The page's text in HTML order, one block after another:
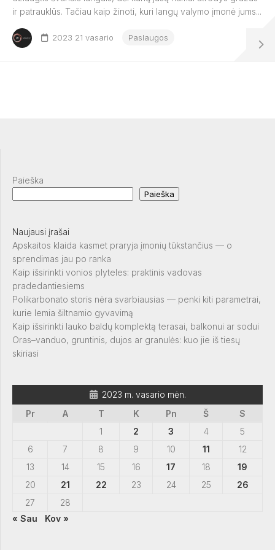
ir patrauklūs. Tačiau kaip žinoti, kuri langų valymo įmonė jums...
2023 21 vasario Paslaugos
Paieška
Paieška
Naujausi įrašai
Apskaitos klaida kasmet praryja įmonių tūkstančius — o
sprendimas jau po ranka
Kaip išsirinkti vonios plyteles: praktinis vadovas
pradedantiesiems
Polikarbonato storis nėra svarbiausias — penki kiti parametrai,
kurie lemia šiltnamio gyvavimą
Kaip išsirinkti lauko baldų komplektą terasai, balkonui ar sodui
Oras–vanduo, gruntinis, dujos ar granulės: kuo jie iš tiesų
skiriasi
2023 m. vasario mėn.
Pr
A T K Pn Š
S
1
2 3 4
5
6
7 8 9 10 11
12
13
14 15 16 17 18
19
20
21 22 23 24 25
26
27
28
« Sau
Kov »